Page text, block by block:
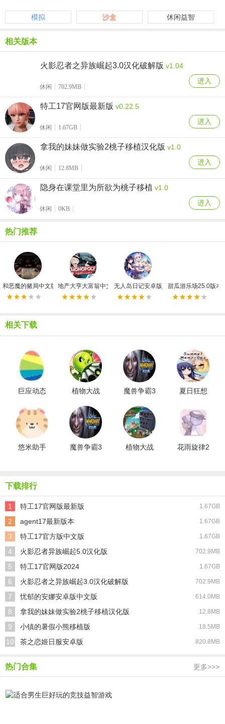
模拟 沙盒 休闲益智
相关版本
火影忍者之异族崛起3.0汉化破解版 v1.04
休闲 702.9MB
进入
特工17官网版最新版 v0.22.5
休闲 1.67GB
进入
拿我的妹妹做实验2桃子移植汉化版 v1.0
休闲 12.8MB
进入
隐身在课堂里为所欲为桃子移植 v1.0
休闲 0KB
进入
热门推荐
和恶魔的赌局中文版 地产大亨大富翁中文版安卓版无人岛日记安卓版 甜瓜游乐场25.0版本
相关下载
巨应动态
版
植物大战
版小游戏
魔兽争霸3
单机版
夏日狂想
悠米助手
魔兽争霸3
植物大战
花雨旋律2
下载排行
1 特工17官网版最新版 1.67GB
2 agent17最新版本 1.67GB
3 特工17官方版中文版 1.67GB
4 火影忍者异族崛起5.0汉化版 702.9MB
5 特工17官网版2024 1.67GB
6 火影忍者之异族崛起3.0汉化破解版 702.9MB
7 忧郁的安娜安卓版中文版 614.0MB
8 拿我的妹妹做实验2桃子移植汉化版 12.8MB
9 小镇的暑假小熊移植版 18.5MB
10 茶之恋姬日服安卓版 820.8MB
热门合集 更多>>>